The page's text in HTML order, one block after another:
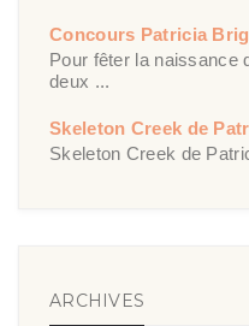
Concours Patricia
Pour fêter la naissance
deux ...
Skeleton Creek de
Skeleton Creek de
ARCHIVES